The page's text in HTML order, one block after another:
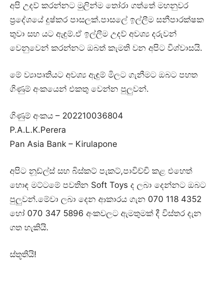
අපි උදව් කරන්නට මුලින්ම තෝරා ගත්තේ මහනුවර
ප්‍රදේශයේ දුෂ්කර පාසලක්.පාසලේ ඉල්ලීම සනීපාරක්ෂක
තුවා සහ යට ඇඳුම්.ඒ ඉල්ලීම උදව් අවශ්‍ය දරුවන්
වෙනුවෙන් කරන්නට ඔබත් කැමති වන අපිට විශ්වාසයි.
මේ ව්‍යාපෘතියට අවශ්‍ය ඇඳුම් මිලට ගැනීමට ඔබට පහත
ගිණුම් අංකයෙන් එකතු වෙන්න පුලුවන්.
ගිණුම් අංකය – 202210036804
P.A.L.K.Perera
Pan Asia Bank – Kirulapone
අපිට නූඩ්ල්ස් සහ බිස්කට් පැකට්,පාවිච්චි කළ එහෙත්
හොඳ මට්ටමේ පවතින Soft Toys ද ලබා දෙන්නට ඔබට
පුලුවන්.මේවා ලබා දෙන ආකාරය ගැන 070 118 4352
හෝ 070 347 5896 අංකවලට ඇමතුමක් දී විස්තර දැන
ගත හැකියි.
ස්තූතියි!